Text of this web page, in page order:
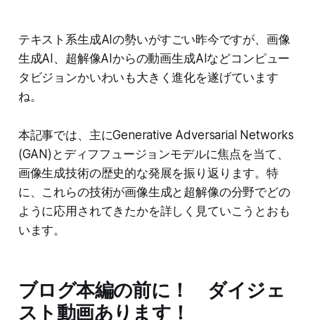
テキスト系生成AIの勢いがすごい昨今ですが、画像
生成AI、超解像AIからの動画生成AIなどコンピュー
タビジョンかいわいも大きく進化を遂げています
ね。
本記事では、主にGenerative Adversarial Networks
(GAN)とディフフュージョンモデルに焦点を当て、
画像生成技術の歴史的な発展を振り返ります。特
に、これらの技術が画像生成と超解像の分野でどの
ように応用されてきたかを詳しく見ていこうとおも
います。
ブログ本編の前に！ ダイジェ
スト動画あります！